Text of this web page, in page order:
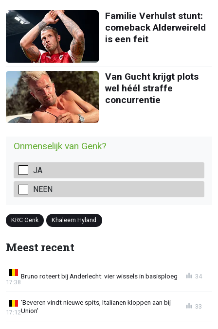
Familie Verhulst stunt:
comeback Alderweireld
is een feit
Van Gucht krijgt plots
wel héél straffe
concurrentie
Onmenselijk van Genk?
JA
NEEN
KRC Genk Khaleem Hyland
Meest recent
Bruno roteert bij Anderlecht: vier wissels in basisploeg
17:38
34
'Beveren vindt nieuwe spits, Italianen kloppen aan bij
Union'
17:12
33